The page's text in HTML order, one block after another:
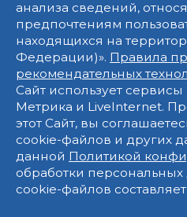
анализа сведений,
предпочтениям
находящихся на
Федерации)». Правила
рекомендательных
Сайт использует
Метрика и LiveInternet.
этот Сайт, вы
cookie-файлов и других
данной Политикой
обработки
cookie-файлов